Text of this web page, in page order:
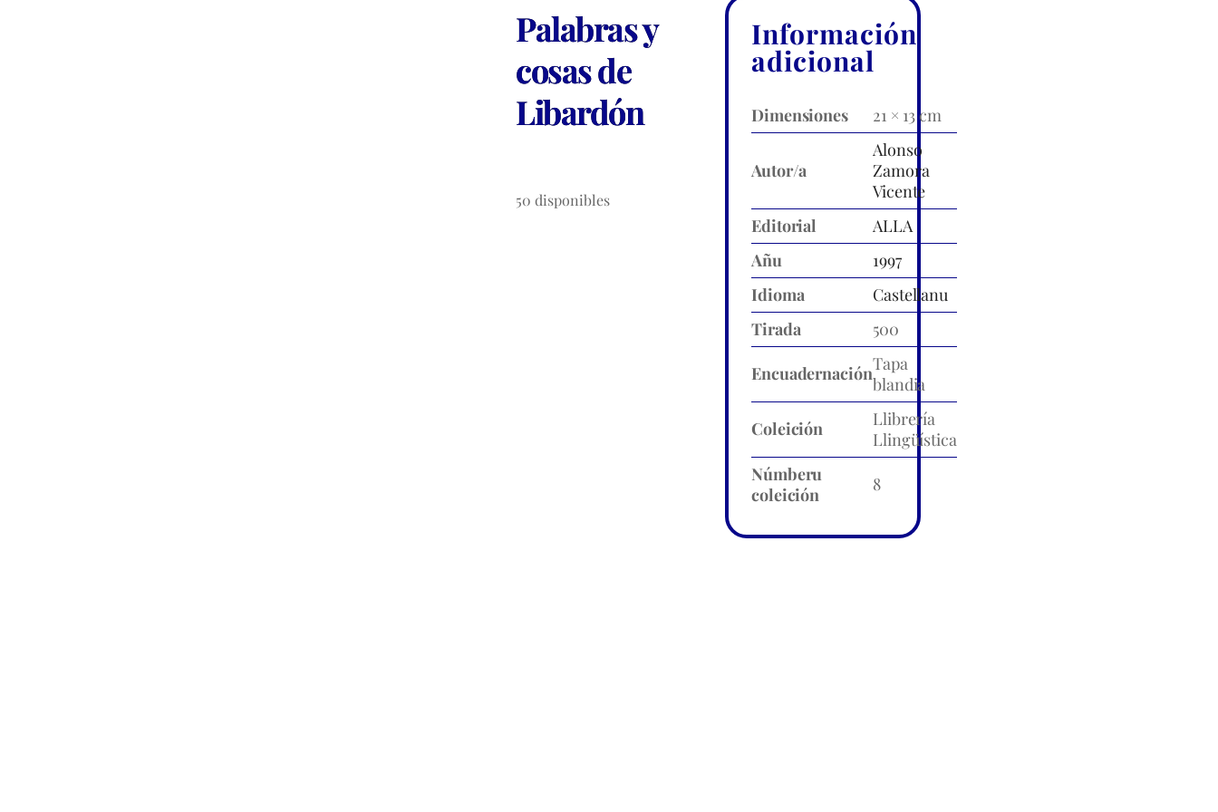
Palabras y
cosas de
Libardón
50 disponibles
Información
adicional
Dimensiones 21 × 13 cm
Autor/a
Alonso
Zamora
Vicente
Editorial
ALLA
Añu
1997
Idioma
Castellanu
Tirada
500
EncuadernaciónTapa
blandia
Coleición
Llibrería
Llingüística
Númberu
coleición
8